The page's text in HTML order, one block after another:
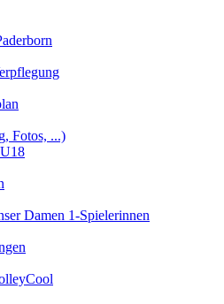
Fotos, ...)
Damen 1-Spielerinnen